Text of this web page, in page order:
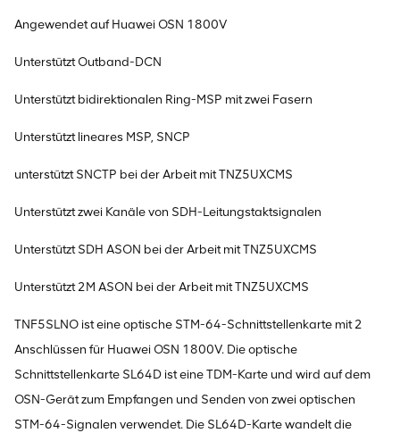
Angewendet auf Huawei OSN 1800V
Unterstützt Outband-DCN
Unterstützt bidirektionalen Ring-MSP mit zwei Fasern
Unterstützt lineares MSP, SNCP
unterstützt SNCTP bei der Arbeit mit TNZ5UXCMS
Unterstützt zwei Kanäle von SDH-Leitungstaktsignalen
Unterstützt SDH ASON bei der Arbeit mit TNZ5UXCMS
Unterstützt 2M ASON bei der Arbeit mit TNZ5UXCMS
TNF5SLNO ist eine optische STM-64-Schnittstellenkarte mit 2
Anschlüssen für Huawei OSN 1800V. Die optische
Schnittstellenkarte SL64D ist eine TDM-Karte und wird auf dem
OSN-Gerät zum Empfangen und Senden von zwei optischen
STM-64-Signalen verwendet. Die SL64D-Karte wandelt die